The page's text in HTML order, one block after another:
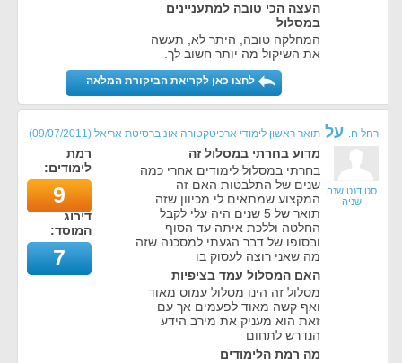
העצה הכי טובה למתעניינים
במסלול
המחלקה טובה, היתר לא, תעשה
את השיקול מה יותר חשוב לך.
לחצו כאן לקריאת הביקורת המלאה
רחל ח. על תואר ראשון לימודי ארכיטקטורה אוניברסיטת אריאל (
09/07/2011
)
סטודנט שנה
שניה
מדוע בחרתי במסלול זה
בחרתי במסלול לימודים אחרי כמה
שנים של התלבטות האם זה
המקצוע שמתאים לי מכיוון שזה
תואר של 5 שנים היה עלי לקבל
החלטה וללכת איתה עד הסוף
ובסופו של דבר הגעתי למסכנה שזה
מה שאני רוצה לעסוק בו
האם המסלול עמד בציפיות
מסלול זה הינו מסלול עמוס מאוד
ואף קשה מאוד לפעמים אך עם
זאת הוא מעניק את מירב הידע
הנדרש לתחום
מה רמת הלימודים
רמת
לימודים:
9
דירוג
המוסד:
7